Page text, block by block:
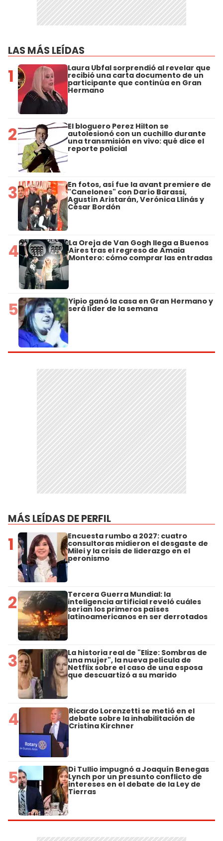
LAS MÁS LEÍDAS
1 Laura Ubfal sorprendió al revelar que
recibió una carta documento de un
participante que continúa en Gran
Hermano
2 El bloguero Perez Hilton se
autolesionó con un cuchillo durante
una transmisión en vivo: qué dice el
reporte policial
3 En fotos, así fue la avant premiere de
"Canelones" con Darío Barassi,
Agustín Aristarán, Verónica Llinás y
César Bordón
4 La Oreja de Van Gogh llega a Buenos
Aires tras el regreso de Amaia
Montero: cómo comprar las entradas
5 Yipio ganó la casa en Gran Hermano y
será líder de la semana
MÁS LEÍDAS DE PERFIL
1 Encuesta rumbo a 2027: cuatro
consultoras midieron el desgaste de
Milei y la crisis de liderazgo en el
peronismo
2 Tercera Guerra Mundial: la
inteligencia artificial reveló cuáles
serían los primeros países
latinoamericanos en ser derrotados
3 La historia real de "Elize: Sombras de
una mujer", la nueva película de
Netflix sobre el caso de una esposa
que descuartizó a su marido
4 Ricardo Lorenzetti se metió en el
debate sobre la inhabilitación de
Cristina Kirchner
5 Di Tullio impugnó a Joaquín Benegas
Lynch por un presunto conflicto de
intereses en el debate de la Ley de
Tierras